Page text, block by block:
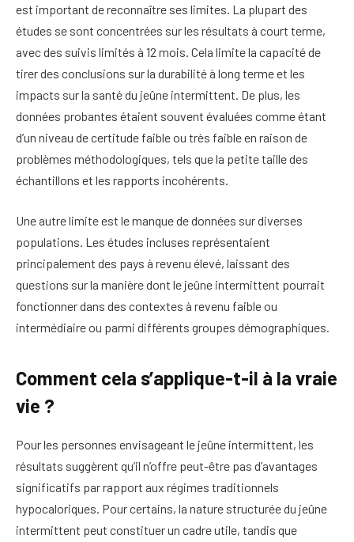
est important de reconnaître ses limites. La plupart des
études se sont concentrées sur les résultats à court terme,
avec des suivis limités à 12 mois. Cela limite la capacité de
tirer des conclusions sur la durabilité à long terme et les
impacts sur la santé du jeûne intermittent. De plus, les
données probantes étaient souvent évaluées comme étant
d’un niveau de certitude faible ou très faible en raison de
problèmes méthodologiques, tels que la petite taille des
échantillons et les rapports incohérents.
Une autre limite est le manque de données sur diverses
populations. Les études incluses représentaient
principalement des pays à revenu élevé, laissant des
questions sur la manière dont le jeûne intermittent pourrait
fonctionner dans des contextes à revenu faible ou
intermédiaire ou parmi différents groupes démographiques.
Comment cela s’applique-t-il à la vraie
vie ?
Pour les personnes envisageant le jeûne intermittent, les
résultats suggèrent qu’il n’offre peut-être pas d’avantages
significatifs par rapport aux régimes traditionnels
hypocaloriques. Pour certains, la nature structurée du jeûne
intermittent peut constituer un cadre utile, tandis que